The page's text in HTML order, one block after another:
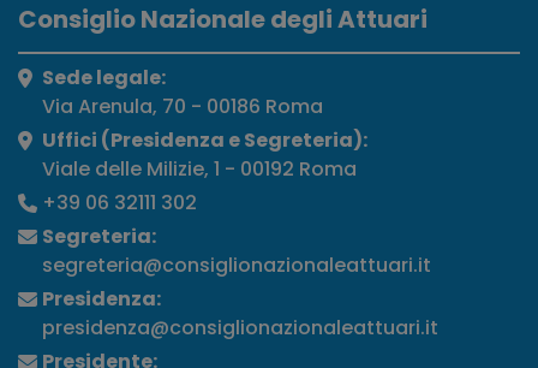
Consiglio Nazionale degli Attuari
Sede legale:
Via Arenula, 70 - 00186 Roma
Uffici (Presidenza e Segreteria):
Viale delle Milizie, 1 - 00192 Roma
+39 06 32111 302
Segreteria:
segreteria@consiglionazionaleattuari.it
Presidenza:
presidenza@consiglionazionaleattuari.it
Presidente: